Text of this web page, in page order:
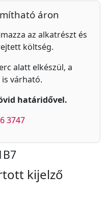
áron
az alkatrészt és
költség.
alatt elkészül, a
várható.
határidővel.
3747
kijelző